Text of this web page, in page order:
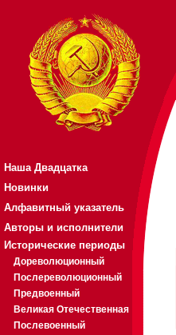
Наша Двадцатка
Новинки
Алфавитный указатель
Авторы и исполнители
Исторические периоды
Дореволюционный
Послереволюционный
Предвоенный
Великая Отечественная
Послевоенный